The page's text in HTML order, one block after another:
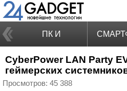
ПК И
НОУТБУКИ
CyberPower LAN Party
геймерских
Просмотров: 45 388